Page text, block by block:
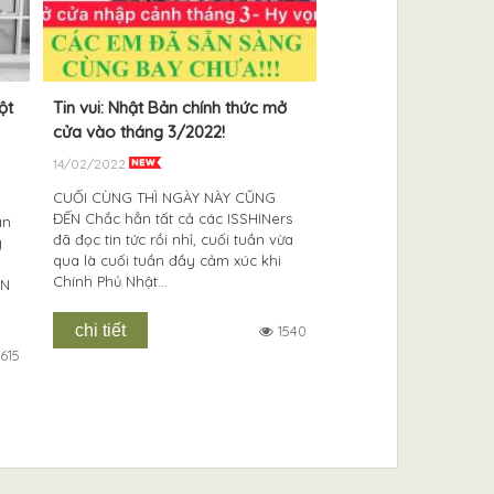
Tin vui: Nhật Bản chính thức mở
cửa vào tháng 3/2022!
14/02/2022
CUỐI CÙNG THÌ NGÀY NÀY CŨNG
ĐẾN Chắc hẳn tất cả các ISSHINers
đã đọc tin tức rồi nhỉ, cuối tuần vừa
qua là cuối tuần đầy cảm xúc khi
Chính Phủ Nhật...
chi tiết 1540